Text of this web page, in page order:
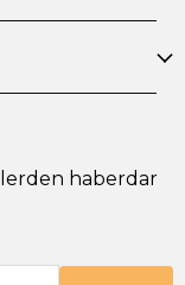
haberdar